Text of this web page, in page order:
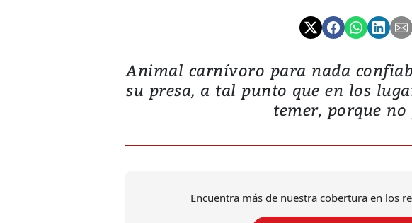
Animal carnívoro para nada
su presa, a tal punto que en los
temer, porque no
Encuentra más de nuestra cobertura en los